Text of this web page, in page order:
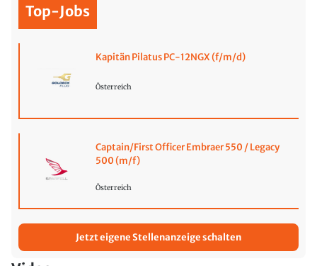
Top-Jobs
Kapitän Pilatus PC-12NGX (f/m/d)
Österreich
Captain/First Officer Embraer 550 / Legacy
500 (m/f)
Österreich
Jetzt eigene Stellenanzeige schalten